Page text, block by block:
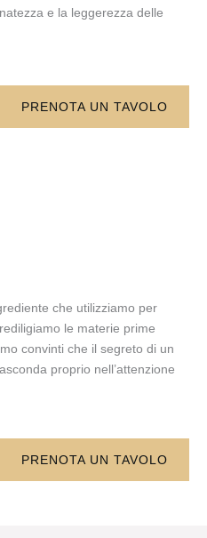
e la leggerezza delle
PRENOTA UN TAVOLO
che utilizziamo per
le materie prime
convinti che il segreto di un
proprio nell’attenzione
PRENOTA UN TAVOLO